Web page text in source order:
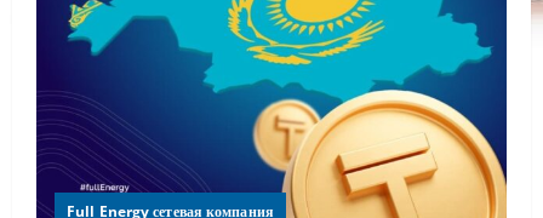
Full Energy сетевая компания